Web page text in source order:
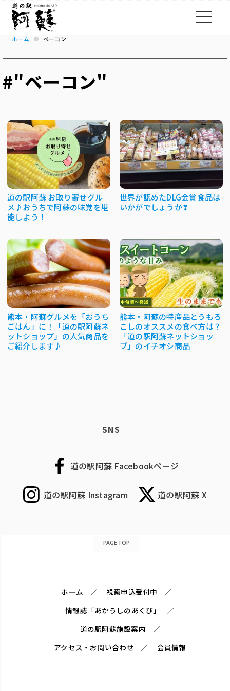
ホーム ベーコン
#"ベーコン"
道の駅阿蘇 お取り寄せグル
メ♪おうちで阿蘇の味覚を堪
能しよう！
世界が認めたDLG金賞食品は
いかがでしょうか❣
熊本・阿蘇グルメを「おうち
ごはん」に！「道の駅阿蘇ネ
ットショップ」の人気商品を
ご紹介します♪
熊本・阿蘇の特産品とうもろ
こしのオススメの食べ方は？
「道の駅阿蘇ネットショッ
プ」のイチオシ商品
SNS
道の駅阿蘇 Facebookページ
道の駅阿蘇 Instagram 道の駅阿蘇 X
PAGETOP
ホーム
視察申込受付中
情報誌「あかうしのあくび」
道の駅阿蘇施設案内
アクセス・お問い合わせ
会員情報